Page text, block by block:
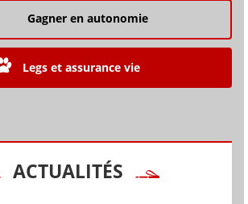
Gagner en autonomie
Legs et assurance vie
ACTUALITÉS